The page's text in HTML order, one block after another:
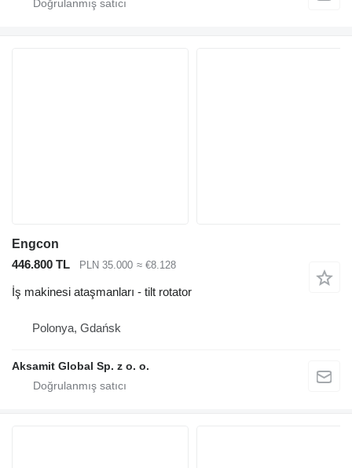
Engcon
446.800 TL
PLN 35.000 ≈ €8.128
İş makinesi ataşmanları - tilt rotator
Polonya, Gdańsk
Aksamit Global Sp. z o. o.